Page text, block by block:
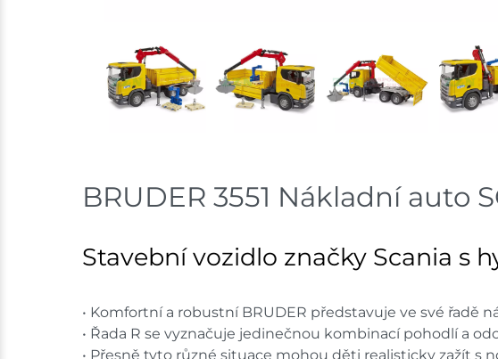
BRUDER 3551 Nákladní auto
Stavební vozidlo značky Scania s
• Komfortní a robustní BRUDER představuje ve své řadě
• Řada R se vyznačuje jedinečnou kombinací pohodlí a
• Přesně tyto různé situace mohou děti realisticky zažít s